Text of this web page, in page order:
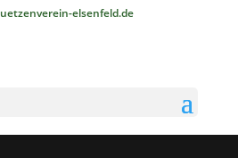
elsenfeld.de